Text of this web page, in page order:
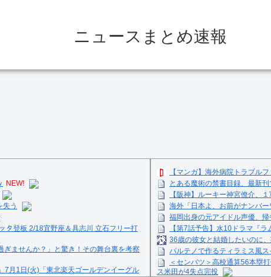
ニュースまとめ速報
NEW!
う
タ登板 2/18宜野座＆具志川 立石フリー打
ませんか？」と驚き！その舞台裏を考察
7月1日(火)「東北楽天ゴールデンイーグル
【マンガ】海外病院トラブル
とある魔術の禁書目録、最新
【阪神】ルーキー神宮僚介、
海外「日本よ、お前がナンバ
福岡出身の元アイドル声優、
【第7話予告】水10ドラマ『
36歳の彼女と結婚したいのに
パルテノで作るティラミス風
＜センバツ＞高校通算56本塁
ス米田が4失点完投